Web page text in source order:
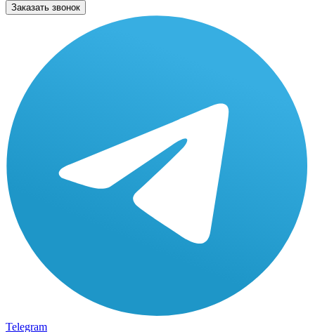
Заказать звонок
Telegram